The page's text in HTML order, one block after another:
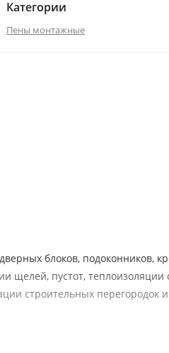
Категории
Пены монтажные
блоков, подоконников,
щелей, пустот, теплоизоляции
строительных перегородок